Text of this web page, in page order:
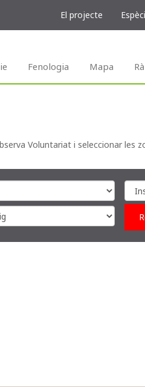
El projecte
Fenologia Mapa
Voluntariat i seleccionar les